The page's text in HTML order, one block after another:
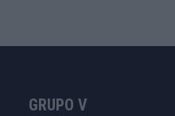
GRUPO V